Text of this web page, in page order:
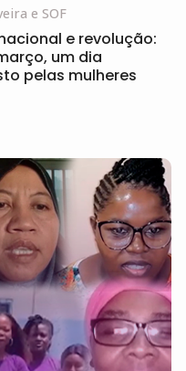
e SOF
e revolução:
um dia
pelas mulheres